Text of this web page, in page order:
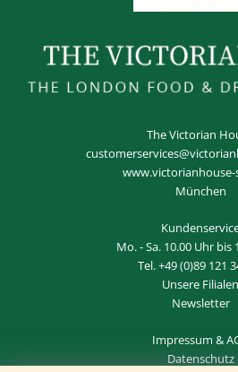
The Victorian
München
Mo. - Sa. 10.00 Uhr bis
Tel.+49 (0)89 121
Unsere Filialen
Newsletter
Impressum &
Datenschutz